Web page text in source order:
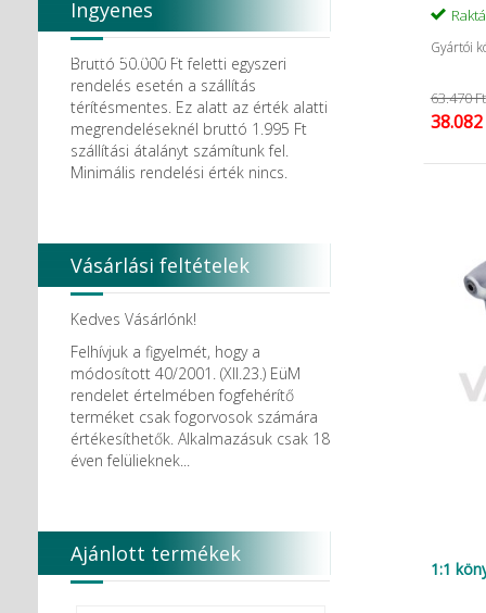
Gyártói
63.470 Ft
1:1
Ingyenes
házhozszállítás
Bruttó 50.000 Ft feletti egyszeri
rendelés esetén a szállítás
térítésmentes. Ez alatt az érték alatti
megrendeléseknél bruttó 1.995 Ft
szállítási átalányt számítunk fel.
Minimális rendelési érték nincs.
Vásárlási feltételek
Kedves Vásárlónk!
Felhívjuk a figyelmét, hogy a
módosított 40/2001. (XII.23.) EüM
rendelet értelmében fogfehérítő
terméket csak fogorvosok számára
értékesíthetők. Alkalmazásuk csak 18
éven felülieknek...
Ajánlott termékek